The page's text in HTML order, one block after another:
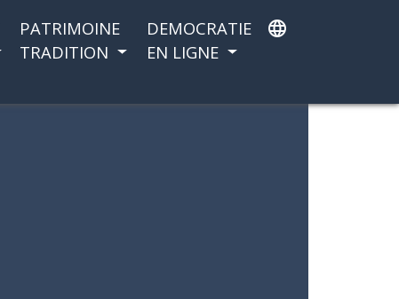
PATRIMOINE
TRADITION
DEMOCRATIE
EN LIGNE
language